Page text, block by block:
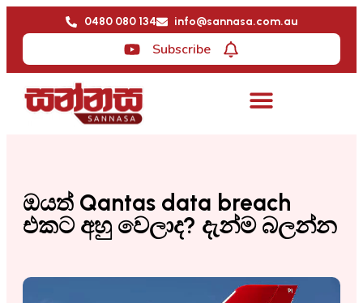
0480 080 134 info@sannasa.com.au
Subscribe
ඔයත් Qantas data breach
එකට අහු වෙලාද? දැන්ම බලන්න